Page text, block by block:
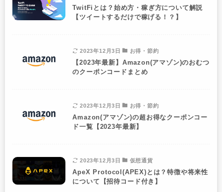
TwitFiとは？始め方・稼ぎ方について解説
【ツイートするだけで稼げる！？】
2023年12月3日 お得・節約
【2023年最新】Amazon(アマゾン)のおむつ
のクーポンコードまとめ
2023年12月3日 お得・節約
Amazon(アマゾン)の超お得なクーポンコー
ド一覧【2023年最新】
2023年12月3日 仮想通貨
ApeX Protocol(APEX)とは？特徴や将来性
について【招待コード付き】